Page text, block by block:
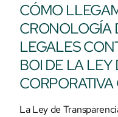
CÓMO
CRONOLOGÍA
LEGALES
BOI DE LA LEY
CORPORATIVA
La Ley de